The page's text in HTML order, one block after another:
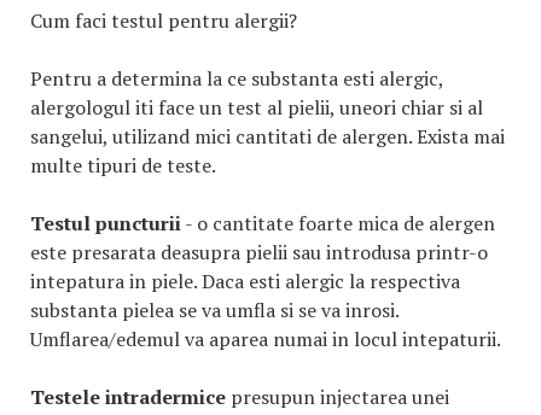
Cum faci testul pentru alergii?
Pentru a determina la ce substanta esti alergic,
alergologul iti face un test al pielii, uneori chiar si al
sangelui, utilizand mici cantitati de alergen. Exista mai
multe tipuri de teste.
Testul puncturii- o cantitate foarte mica de alergen
este presarata deasupra pielii sau introdusa printr-o
intepatura in piele. Daca esti alergic la respectiva
substanta pielea se va umfla si se va inrosi.
Umflarea/edemul va aparea numai in locul intepaturii.
Testele intradermice presupun injectarea unei